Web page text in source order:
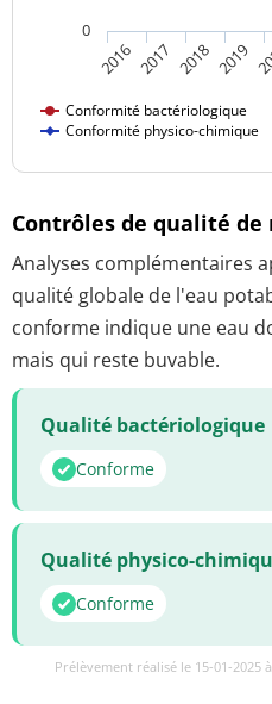
Conformité bactériologique
Conformité physico-chimique
2016 2017 2018 2019
0
Contrôles de qualité de
Analyses complémentaires
qualité globale de l'eau
conforme indique une eau
mais qui reste buvable.
Qualité bactériologique
Conforme
Qualité physico-
Conforme
Prélèvement réalisé le 15-01-2025